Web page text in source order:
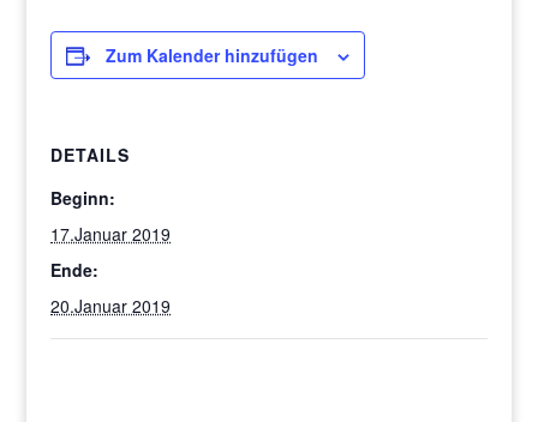
Zum Kalender hinzufügen
DETAILS
Beginn:
17.Januar 2019
Ende:
20.Januar 2019